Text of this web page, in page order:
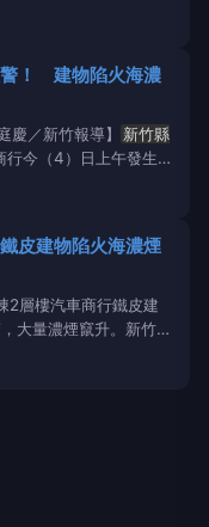
在立法委員徐欣瑩持續
解套。徐欣瑩辦公室近
配水池，且也提出其他
警！ 建物陷火海濃
慶／新竹報導】
新竹縣
今（4）日上午發生火
人員車輛到場，10時
，詳細起火原因及財
縣消防局表示，上午1
皮建物陷火海濃煙
2層樓汽車商行鐵皮建
大量濃煙竄升。新竹縣
現場，部署3條水線入
制，燃燒面積約100